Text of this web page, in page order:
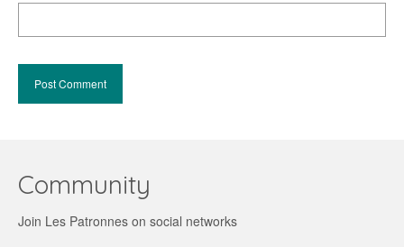
Community
Join Les Patronnes on social networks